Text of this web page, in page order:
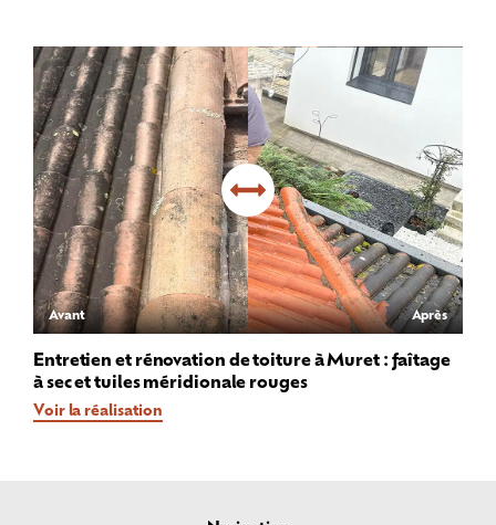
Avant Après
Entretien et rénovation de toiture à Muret : faîtage
à sec et tuiles méridionale rouges
Voir la réalisation